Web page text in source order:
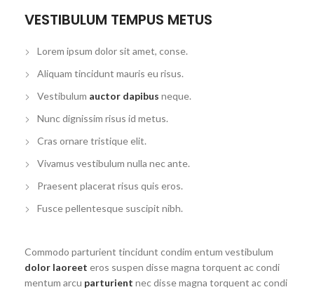
VESTIBULUM TEMPUS METUS
Lorem ipsum dolor sit amet, conse.
Aliquam tincidunt mauris eu risus.
Vestibulum auctor dapibus neque.
Nunc dignissim risus id metus.
Cras ornare tristique elit.
Vivamus vestibulum nulla nec ante.
Praesent placerat risus quis eros.
Fusce pellentesque suscipit nibh.
Commodo parturient tincidunt condim entum vestibulum
dolor laoreet eros suspen disse magna torquent ac condi
mentum arcu parturient nec disse magna torquent ac condi